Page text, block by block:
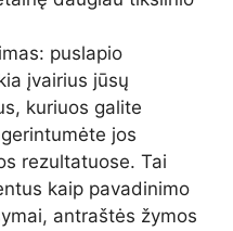
puslapio
įvairius jūsų
kuriuos galite
jos
rezultatuose. Tai
kaip pavadinimo
antraštės žymos